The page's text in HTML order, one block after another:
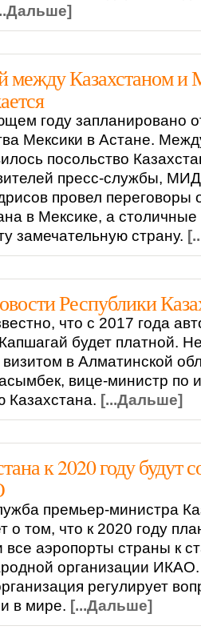
между Казахстаном и
году запланировано
Мексики в Астане.
посольство
пресс-службы,
провел переговоры
в Мексике, а
замечательную страну.
Республики
что с 2017 года
будет платной.
в Алматинской
вице-министр по
Казахстана. [...Дальше]
к 2020 году будут
премьер-министра
о том, что к 2020 году
все аэропорты страны к
организации ИКАО.
регулирует
в мире. [...Дальше]